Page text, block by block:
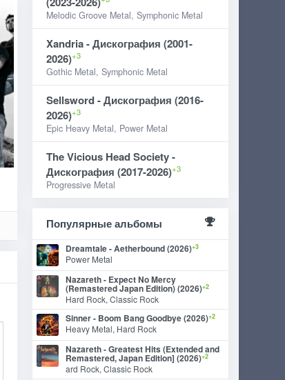
Melodic Groove Metal, Symphonic Metal
Xandria - Дискография (2001-
2026)+3
Gothic Metal, Symphonic Metal
Sellsword - Дискография (2016-
2026)+3
Epic Heavy Metal, Power Metal
The Vicious Head Society -
Дискография (2017-2026)+3
Progressive Metal
Популярные альбомы
Dreamtale - Aetherbound (2026)+3
Power Metal
Nazareth - Expect No Mercy
(Remastered Japan Edition) (2026)+2
Hard Rock, Classic Rock
Sinner - Boom Bang Goodbye (2026)+2
Heavy Metal, Hard Rock
Nazareth - Greatest Hits (Extended and
Remastered, Japan Edition] (2026)+2
ard Rock, Classic Rock